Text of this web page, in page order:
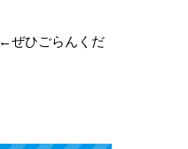
←ぜひごらんくだ